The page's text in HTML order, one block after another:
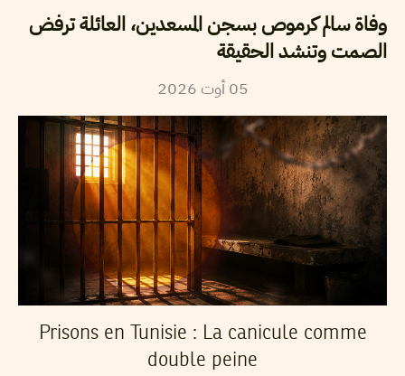
وفاة سالم كرموص بسجن المسعدين، العائلة ترفض
الصمت وتنشد الحقيقة
05 أوت2026
Prisons en Tunisie : La canicule comme
double peine